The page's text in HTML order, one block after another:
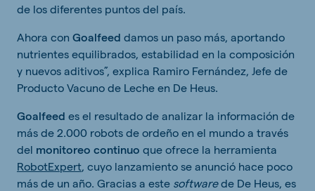
de los diferentes puntos del país.
Ahora con Goalfeed damos un paso más, aportando
nutrientes equilibrados, estabilidad en la composición
y nuevos aditivos”, explica Ramiro Fernández, Jefe de
Producto Vacuno de Leche en De Heus.
Goalfeed es el resultado de analizar la información de
más de 2.000 robots de ordeño en el mundo a través
del monitoreo continuo que ofrece la herramienta
RobotExpert, cuyo lanzamiento se anunció hace poco
más de un año. Gracias a este softwarede De Heus, es